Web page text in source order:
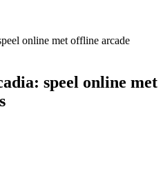
online met offline arcade
speel online met